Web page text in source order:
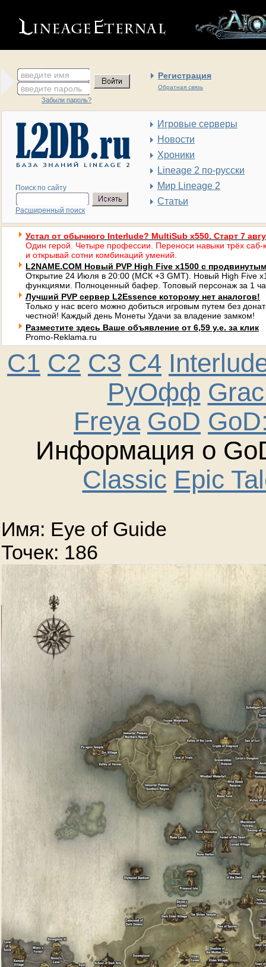
введите имя Регистрация
Обратная связь
введите пароль
Забыли пароль?
Поиск по сайту
Расширенный поиск
Игровые серверы
Новости
Хроники
Lineage 2 по-русски
Мир Lineage 2
Статьи
Устал от обычного Interlude? MultiSub x550. Старт 7
Один герой. Четыре профессии. Переноси навыки трёх саб-
и открывай сотни комбинаций умений.
L2NAME.COM Новый PVP High Five x1500 с
Открытие 24 Июля в 20:00 (МСК +3 GMT). Новый High Five
функциями. Полноценный бафер. Топовый персонаж за 1
Лучший PVP сервер L2Essence которому нет аналогов!
Только у нас всего можно добиться игровым путем без
честной! Каждый день Монеты Удачи за владение замком!
Разместите здесь Ваше объявление от 6,59 у.е. за клик
Promo-Reklama.ru
C1 C2 C3 C4
РуОфф
Freya GoD
Информация о
Classic Epic
Имя: Eye of Guide
Точек: 186